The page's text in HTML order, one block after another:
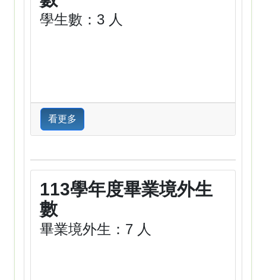
學生數：3 人
看更多
113學年度畢業境外生
數
畢業境外生：7 人